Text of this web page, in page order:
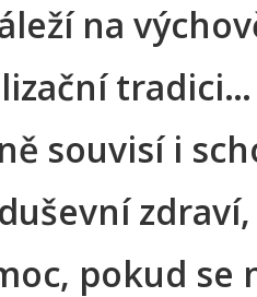
na
souvisí i
pokud se